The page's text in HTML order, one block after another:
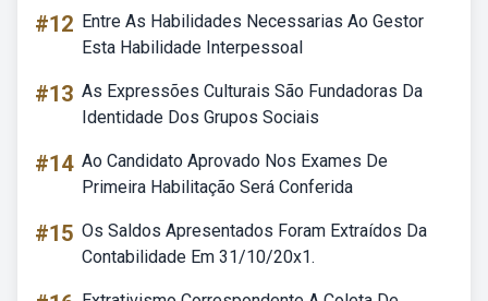
#12 Entre As Habilidades Necessarias Ao Gestor
Esta Habilidade Interpessoal
#13 As Expressões Culturais São Fundadoras Da
Identidade Dos Grupos Sociais
#14 Ao Candidato Aprovado Nos Exames De
Primeira Habilitação Será Conferida
#15 Os Saldos Apresentados Foram Extraídos Da
Contabilidade Em 31/10/20x1.